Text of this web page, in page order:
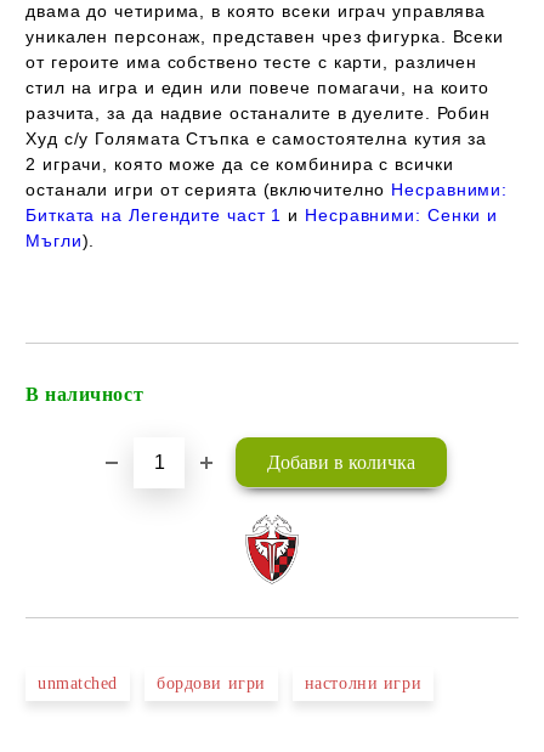
двама до четирима, в която всеки играч управлява
уникален персонаж, представен чрез фигурка. Всеки
от героите има собствено тесте с карти, различен
стил на игра и един или повече помагачи, на които
разчита, за да надвие останалите в дуелите. Робин
Худ с/у Голямата Стъпка е самостоятелна кутия за
2 играчи, която може да се комбинира с всички
останали игри от серията (включително Несравними:
Битката на Легендите част 1
и Несравними: Сенки и
Мъгли).
В наличност
unmatched бордови игри настолни игри